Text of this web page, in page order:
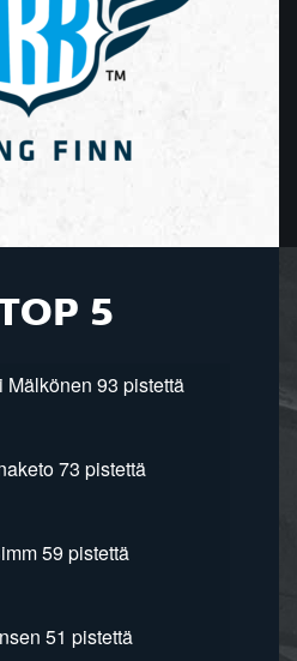
5
93 pistettä
73 pistettä
59 pistettä
51 pistettä